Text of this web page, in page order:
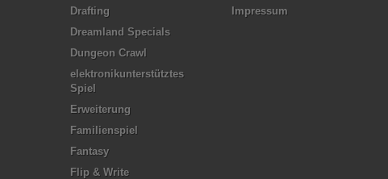
Drafting
Dreamland Specials
Dungeon Crawl
elektronikunterstütztes
Spiel
Erweiterung
Familienspiel
Fantasy
Flip & Write
Impressum